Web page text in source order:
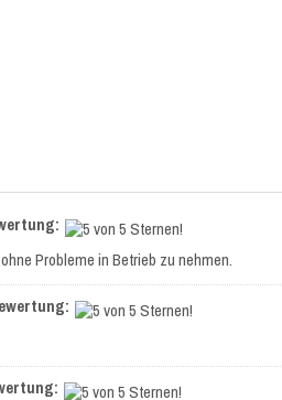
Probleme in Betrieb zu nehmen.